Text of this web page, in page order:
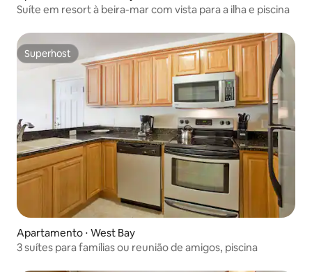
Suíte em resort à beira-mar com vista para a ilha e piscina
Superhost
Superhost
Apartamento ⋅ West Bay
3 suítes para famílias ou reunião de amigos, piscina